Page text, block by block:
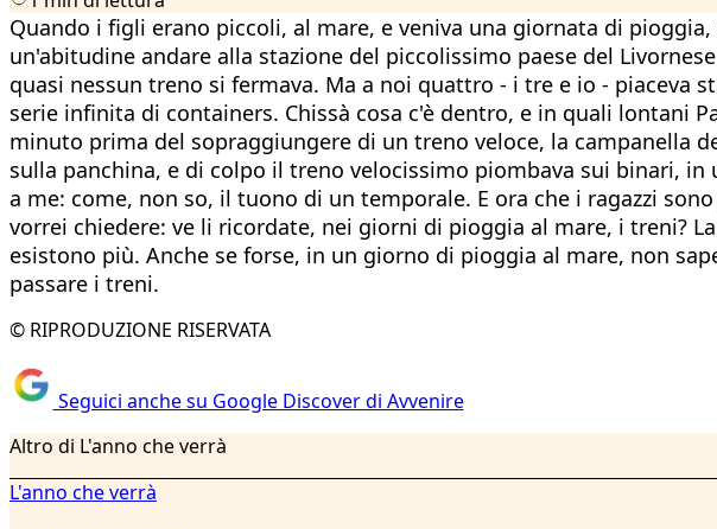
Quando i figli erano piccoli, al mare, e veniva una giornata di
un'abitudine andare alla stazione del piccolissimo paese del
quasi nessun treno si fermava. Ma a noi quattro - i tre e io - piaceva
serie infinita di containers. Chissà cosa c'è dentro, e in quali lontani
minuto prima del sopraggiungere di un treno veloce, la campanella
sulla panchina, e di colpo il treno velocissimo piombava sui binari,
a me: come, non so, il tuono di un temporale. E ora che i ragazzi
vorrei chiedere: ve li ricordate, nei giorni di pioggia al mare, i treni?
esistono più. Anche se forse, in un giorno di pioggia al mare, non
passare i treni.
© RIPRODUZIONE RISERVATA
Seguici anche su Google Discover di Avvenire
Altro di L'anno che verrà
L'anno che verrà